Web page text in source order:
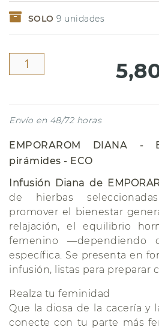
SOLO 9 unidades
Envío en 48/72 horas
EMPORAROM DIANA -
pirámides - ECO
Infusión Diana de
de hierbas
promover el bienestar
relajación, el equilibrio
femenino —dependiendo
específica. Se presenta en
infusión, listas para preparar
Realza tu feminidad
Que la diosa de la cacería y
conecte con tu parte más